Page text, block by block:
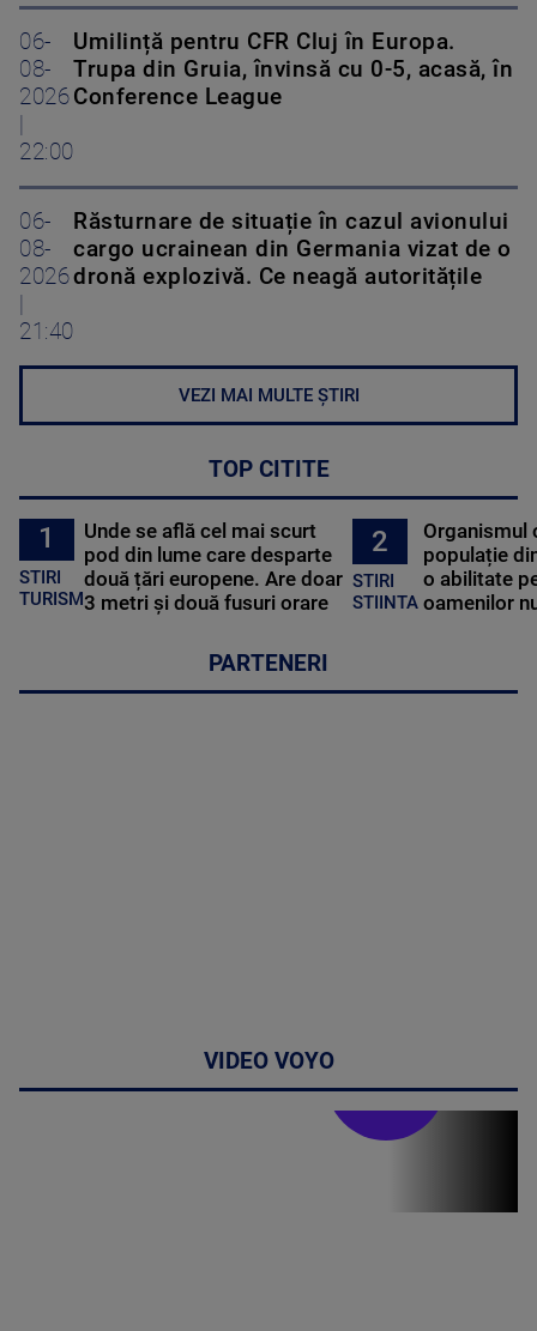
06-
08-
2026
22:00
Umilință pentru CFR Cluj în Europa.
Trupa din Gruia, învinsă cu 0-5, acasă, în
Conference League
06-
08-
2026
21:40
Răsturnare de situație în cazul avionului
cargo ucrainean din Germania vizat de o
dronă explozivă. Ce neagă autoritățile
VEZI MAI MULTE ȘTIRI
TOP CITITE
1
STIRI
TURISM
Unde se află cel mai scurt
pod din lume care desparte
două țări europene. Are doar
3 metri și două fusuri orare
2
STIRI
STIINTA
Organismul
populație
o abilitate
oamenilor
PARTENERI
VIDEO VOYO